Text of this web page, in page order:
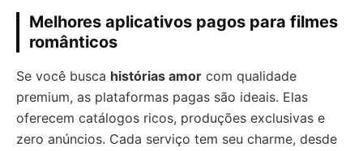
Melhores aplicativos pagos para filmes
românticos
Se você busca histórias amor com qualidade
premium, as plataformas pagas são ideais. Elas
oferecem catálogos ricos, produções exclusivas e
zero anúncios. Cada serviço tem seu charme, desde